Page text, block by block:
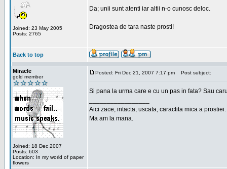
Joined: 23 May 2005
Posts: 2765
Da; unii sunt atenti iar altii n-o cunosc deloc.
Dragostea de tara naste prosti!
Back to top
Miracle
gold member
Joined: 18 Dec 2007
Posts: 603
Location: In my world of paper
flowers
Posted: Fri Dec 21, 2007 7:17 pm Post subject:
Si pana la urma care e cu un pas in fata? Sau
Aici zace, intacta, uscata, caractita mica a prostiei.
Ma am la mana.